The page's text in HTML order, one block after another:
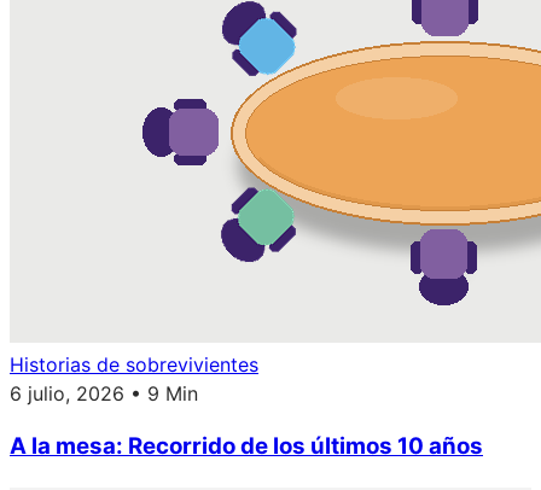
Historias de sobrevivientes
6 julio, 2026 • 9 Min
A la mesa: Recorrido de los últimos 10 años